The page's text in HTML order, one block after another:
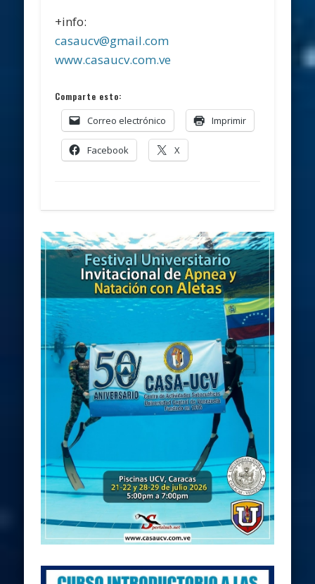
+info:
casaucv@gmail.com
www.casaucv.com.ve
Comparte esto:
Correo electrónico Imprimir
Facebook X